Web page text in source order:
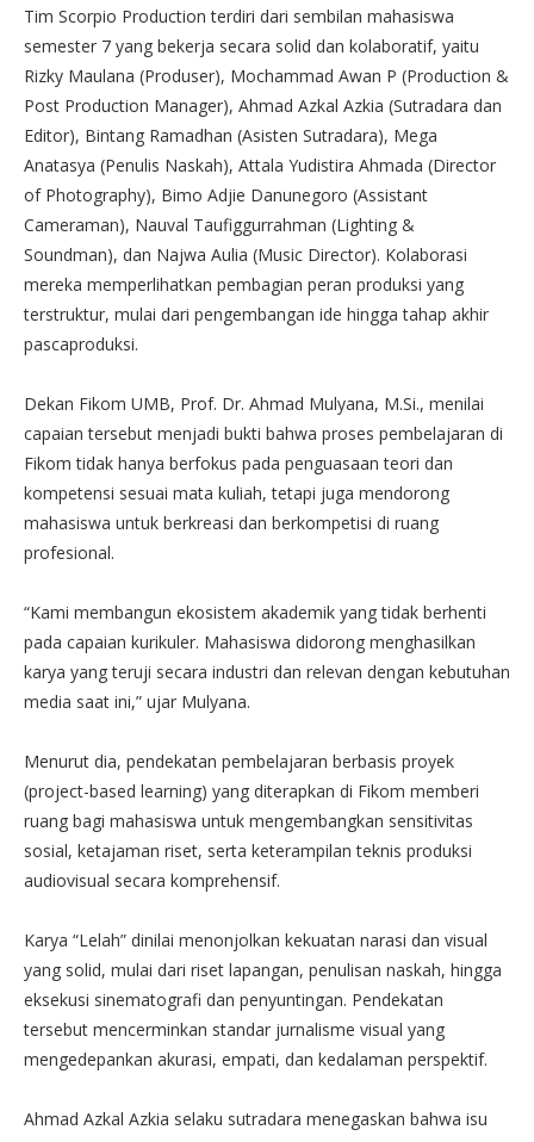
Tim Scorpio Production terdiri dari sembilan mahasiswa
semester 7 yang bekerja secara solid dan kolaboratif, yaitu
Rizky Maulana (Produser), Mochammad Awan P (Production &
Post Production Manager), Ahmad Azkal Azkia (Sutradara dan
Editor), Bintang Ramadhan (Asisten Sutradara), Mega
Anatasya (Penulis Naskah), Attala Yudistira Ahmada (Director
of Photography), Bimo Adjie Danunegoro (Assistant
Cameraman), Nauval Taufiggurrahman (Lighting &
Soundman), dan Najwa Aulia (Music Director). Kolaborasi
mereka memperlihatkan pembagian peran produksi yang
terstruktur, mulai dari pengembangan ide hingga tahap akhir
pascaproduksi.
Dekan Fikom UMB, Prof. Dr. Ahmad Mulyana, M.Si., menilai
capaian tersebut menjadi bukti bahwa proses pembelajaran di
Fikom tidak hanya berfokus pada penguasaan teori dan
kompetensi sesuai mata kuliah, tetapi juga mendorong
mahasiswa untuk berkreasi dan berkompetisi di ruang
profesional.
“Kami membangun ekosistem akademik yang tidak berhenti
pada capaian kurikuler. Mahasiswa didorong menghasilkan
karya yang teruji secara industri dan relevan dengan kebutuhan
media saat ini,” ujar Mulyana.
Menurut dia, pendekatan pembelajaran berbasis proyek
(project-based learning) yang diterapkan di Fikom memberi
ruang bagi mahasiswa untuk mengembangkan sensitivitas
sosial, ketajaman riset, serta keterampilan teknis produksi
audiovisual secara komprehensif.
Karya “Lelah” dinilai menonjolkan kekuatan narasi dan visual
yang solid, mulai dari riset lapangan, penulisan naskah, hingga
eksekusi sinematografi dan penyuntingan. Pendekatan
tersebut mencerminkan standar jurnalisme visual yang
mengedepankan akurasi, empati, dan kedalaman perspektif.
Ahmad Azkal Azkia selaku sutradara menegaskan bahwa isu